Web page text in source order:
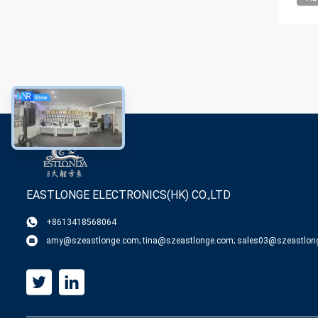
EASTLONGE ELECTRONICS(HK) CO.,LTD
+8613418568064
amy@szeastlonge.com; tina@szeastlonge.com;